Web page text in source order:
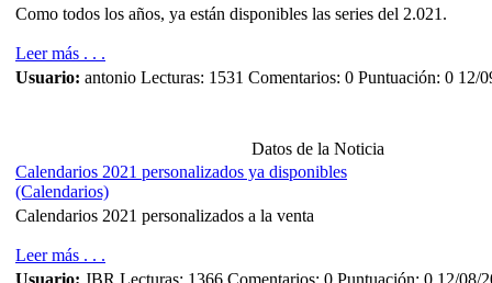
Como todos los años, ya están disponibles las series del 2.021.
Leer más . . .
Usuario: antonio Lecturas: 1531 Comentarios: 0 Puntuación: 0 12/
Datos de la Noticia
Calendarios 2021 personalizados ya disponibles
(Calendarios)
Calendarios 2021 personalizados a la venta
Leer más . . .
Usuario: JBR Lecturas: 1366 Comentarios: 0 Puntuación: 0 12/08/